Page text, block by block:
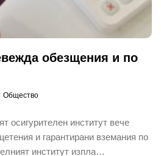
обезщения и по
Общество
осигурителен институт вече
и гарантирани вземания по
институт изпла…